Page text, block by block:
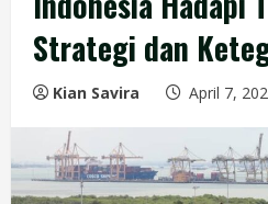
Strategi dan
Kian Savira April 7,